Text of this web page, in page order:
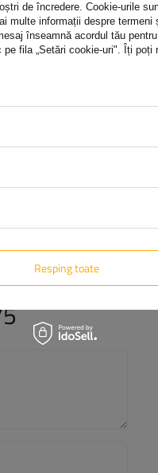
de încredere. Cookie-urile
multe informații despre
înseamnă acordul tău
fila „Setări cookie-uri". Îți
Resping toate